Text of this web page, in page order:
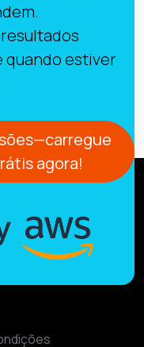
quando estiver
agora!